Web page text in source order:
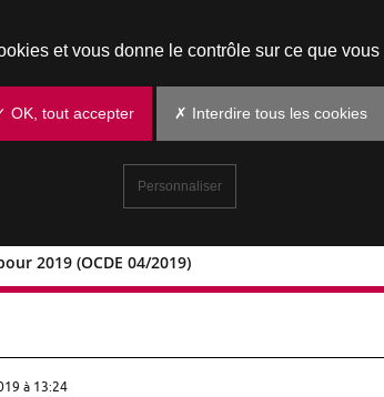
2019 (OCDE 04/2019)
France pour 2019 (OCDE
à 13:24
et vous donne le contrôle sur ce que
OK, tout accepter ✗ Interdire tous les cookies
Personnaliser